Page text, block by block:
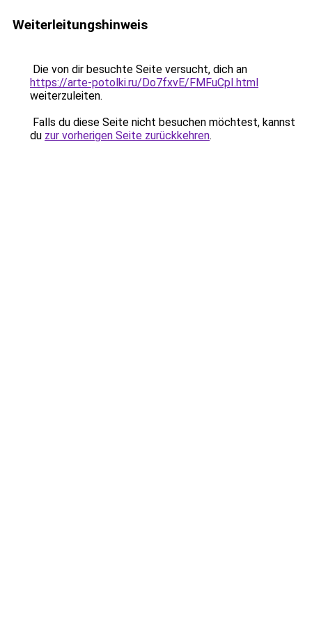
Weiterleitungshinweis
Die von dir besuchte Seite versucht, dich an
https://arte-potolki.ru/Do7fxvE/FMFuCpI.html
weiterzuleiten.
Falls du diese Seite nicht besuchen möchtest, kannst
du zur vorherigen Seite zurückkehren.